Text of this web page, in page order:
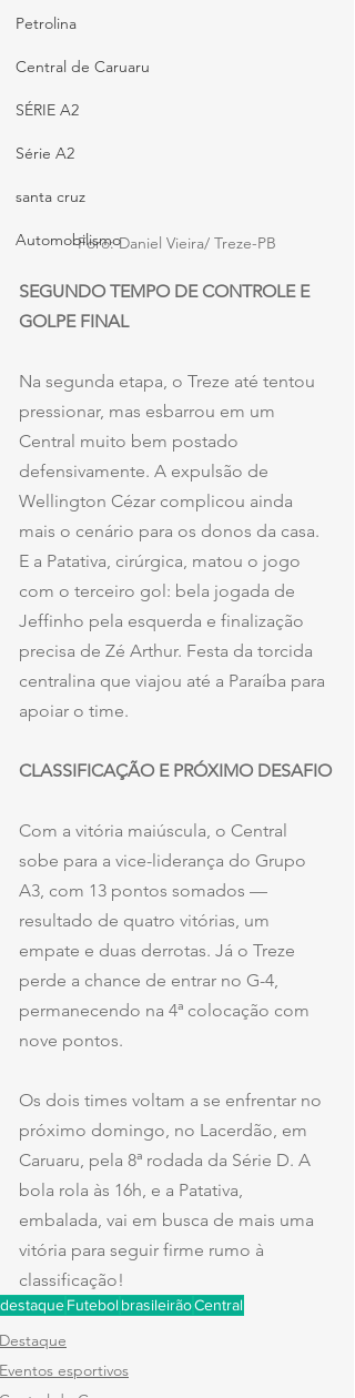
Petrolina
Central de Caruaru
SÉRIE A2
Série A2
santa cruz
AutomobilismoForo: Daniel Vieira/ Treze-PB
SEGUNDO TEMPO DE CONTROLE E
GOLPE FINAL
Na segunda etapa, o Treze até tentou
pressionar, mas esbarrou em um
Central muito bem postado
defensivamente. A expulsão de
Wellington Cézar complicou ainda
mais o cenário para os donos da casa.
E a Patativa, cirúrgica, matou o jogo
com o terceiro gol: bela jogada de
Jeffinho pela esquerda e finalização
precisa de Zé Arthur. Festa da torcida
centralina que viajou até a Paraíba para
apoiar o time.
CLASSIFICAÇÃO E PRÓXIMO DESAFIO
Com a vitória maiúscula, o Central
sobe para a vice-liderança do Grupo
A3, com 13 pontos somados —
resultado de quatro vitórias, um
empate e duas derrotas. Já o Treze
perde a chance de entrar no G-4,
permanecendo na 4ª colocação com
nove pontos.
Os dois times voltam a se enfrentar no
próximo domingo, no Lacerdão, em
Caruaru, pela 8ª rodada da Série D. A
bola rola às 16h, e a Patativa,
embalada, vai em busca de mais uma
vitória para seguir firme rumo à
classificação!
destaqueFutebol brasileirãoCentral
Destaque
Eventos esportivos